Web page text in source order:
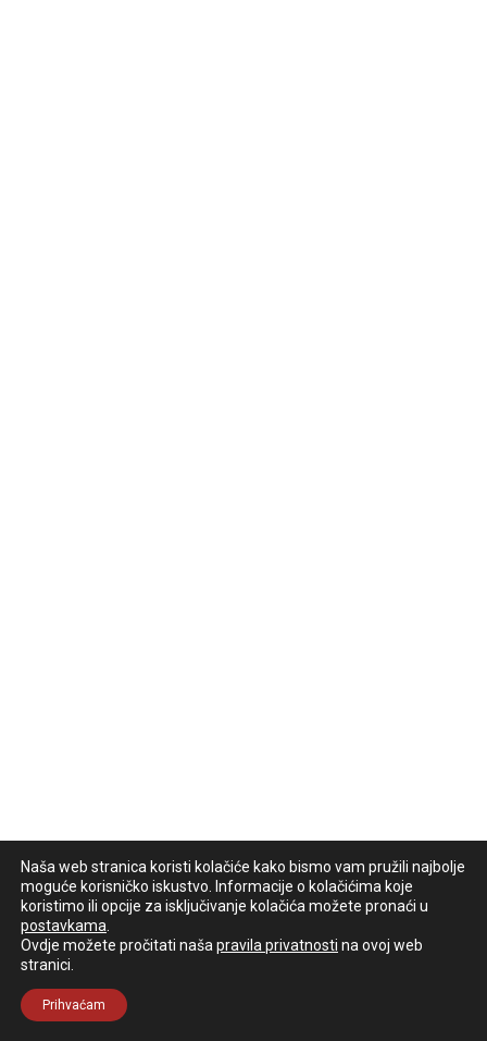
Naša web stranica koristi kolačiće kako bismo vam pružili najbolje
moguće korisničko iskustvo. Informacije o kolačićima koje
koristimo ili opcije za isključivanje kolačića možete pronaći u
postavkama
Ovdje možete pročitati naša pravila privatnosti na ovoj web
stranici.
Prihvaćam